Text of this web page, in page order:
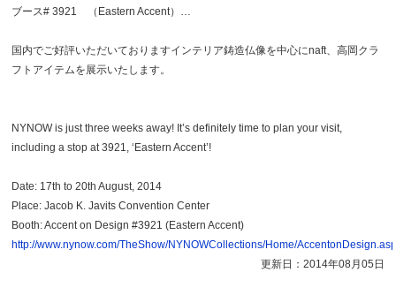
ブース# 3921 （Eastern Accent）…
国内でご好評いただいておりますインテリア鋳造仏像を中心にnaft、高岡クラ
フトアイテムを展示いたします。
NYNOW is just three weeks away! It’s definitely time to plan your visit,
including a stop at 3921, ‘Eastern Accent’!
Date: 17th to 20th August, 2014
Place: Jacob K. Javits Convention Center
Booth: Accent on Design #3921 (Eastern Accent)
http://www.nynow.com/TheShow/NYNOWCollections/Home/
更新日：2014年08月05日